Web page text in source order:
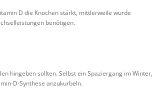
D die Knochen stärkt, mittlerweile wurde
benötigen.
hingeben sollten. Selbst ein Spaziergang im Winter,
D-Synthese anzukurbeln.